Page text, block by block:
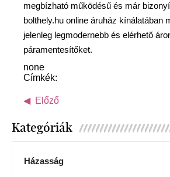
megbízható működésű és már
bolthely.hu online áruház kínálatában
jelenleg legmodernebb és elérhető
páramentesítőket.
none
Címkék:
Előző
Kategóriák
Házasság